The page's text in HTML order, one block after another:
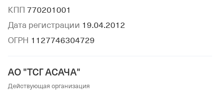
КПП 770201001
Дата регистрации 19.04.2012
ОГРН 1127746304729
АО "ТСГ АСАЧА"
Действующая организация